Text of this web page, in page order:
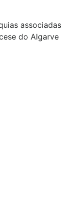
associadas
do Algarve